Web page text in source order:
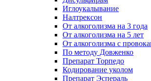
Иглоукалывание
Налтрексон
От алкоголизма на 3 года
От алкоголизма на 5 лет
От алкоголизма с
По методу Довженко
Препарат Торпедо
Кодирование уколом
Препарат Эспераль